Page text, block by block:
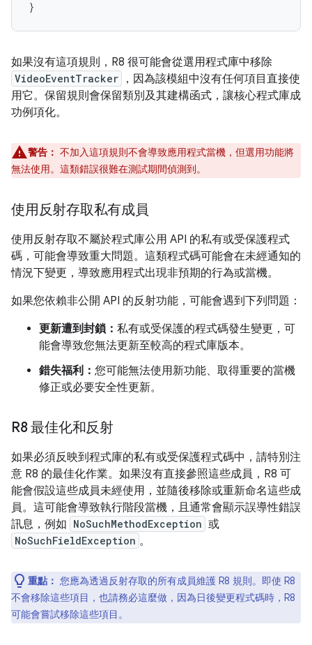
如果沒有這項規則，R8 很可能會從選用程式庫中移除
VideoEventTracker
，因為該模組中沒有任何項目直接使
用它。保留規則會保留類別及其建構函式，讓核心程式庫成
功例項化。
警告： 不加入這項規則不會導致應用程式當機，但選用功能將
無法使用。這類錯誤很難在測試期間偵測到。
使用反射存取私有成員
使用反射存取不屬於程式庫公用 API 的私有或受保護程式
碼，可能會導致重大問題。這類程式碼可能會在未經通知的
情況下變更，導致應用程式出現非預期的行為或當機。
如果您依賴非公開 API 的反射功能，可能會遇到下列問題：
更新遭到封鎖： 私有或受保護的程式碼發生變更，可
能會導致您無法更新至較高的程式庫版本。
錯失福利： 您可能無法使用新功能、取得重要的當機
修正或必要安全性更新。
R8 最佳化和反射
如果必須反映到程式庫的私有或受保護程式碼中，請特別注
意 R8 的最佳化作業。如果沒有直接參照這些成員，R8 可
能會假設這些成員未經使用，並隨後移除或重新命名這些成
員。這可能會導致執行階段當機，且通常會顯示誤導性錯誤
訊息，例如 NoSuchMethodException 或
NoSuchFieldException 。
重點： 您應為透過反射存取的所有成員維護 R8 規則。即使 R8
不會移除這些項目，也請務必這麼做，因為日後變更程式碼時，R8
可能會嘗試移除這些項目。